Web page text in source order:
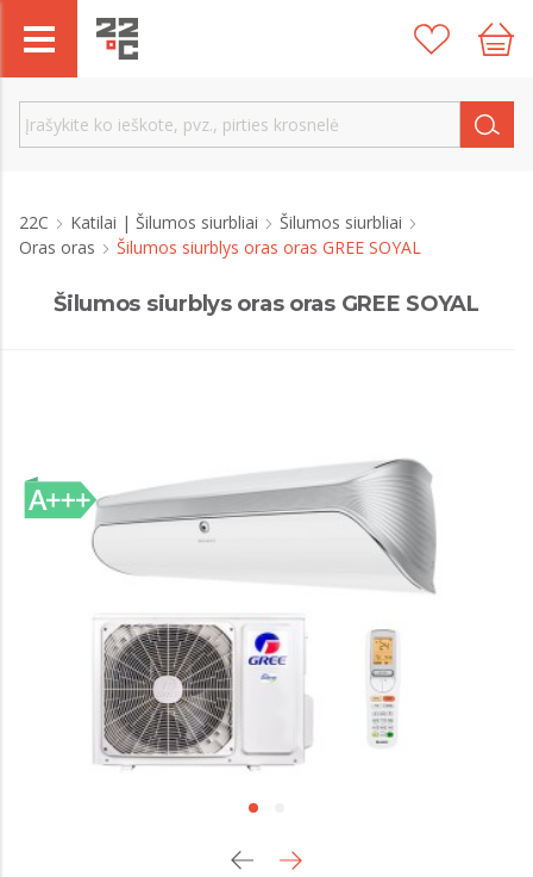
22C Katilai | Šilumos siurbliai
Šilumos siurbliai
Oras oras
Šilumos siurblys oras oras GREE SOYAL
Šilumos siurblys oras oras GREE SOYAL